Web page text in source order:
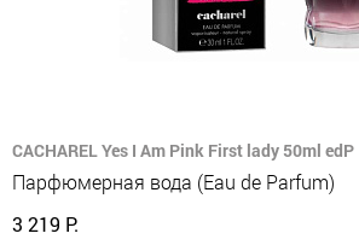
CACHAREL Yes I Am Pink First lady 50ml edP
Парфюмерная вода (Eau de Parfum)
3 219 Р.